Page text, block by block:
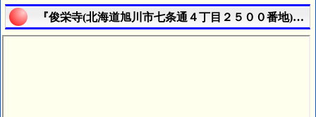
『俊栄寺(北海道旭川市七条通４丁目２５００番地)』